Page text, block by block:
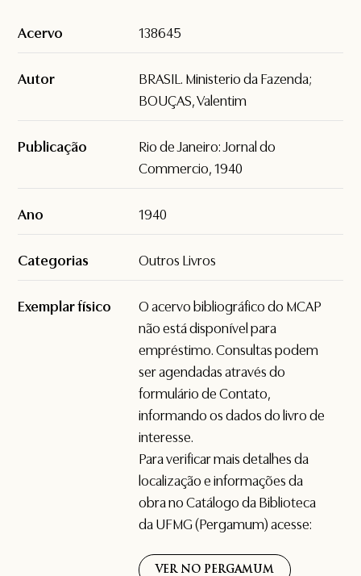
Acervo 138645
Autor
BRASIL. Ministerio da Fazenda;
BOUÇAS, Valentim
Publicação
Rio de Janeiro: Jornal do
Commercio, 1940
Ano 1940
Categorias Outros Livros
Exemplar físico
O acervo bibliográfico do MCAP
não está disponível para
empréstimo. Consultas podem
ser agendadas através do
formulário deContato,
informando os dados do livro de
interesse.
Para verificar mais detalhes da
localização e informações da
obra no Catálogo da Biblioteca
da UFMG (Pergamum) acesse:
VER NO PERGAMUM